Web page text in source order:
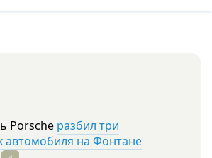
Porsche разбил три
автомобиля на Фонтане